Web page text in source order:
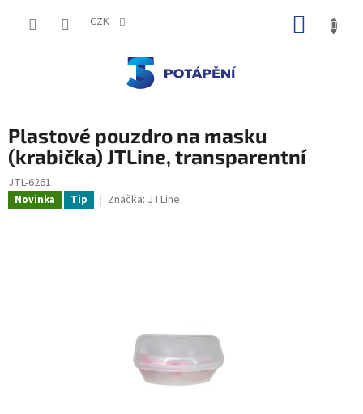
CZK
Plastové pouzdro na masku
(krabička) JTLine, transparentní
JTL-6261
Novinka Tip Značka: JTLine